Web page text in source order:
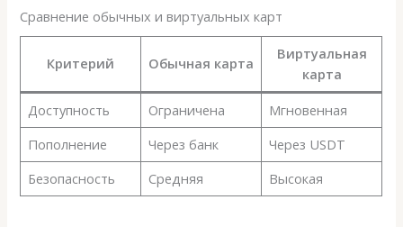
Сравнение обычных и виртуальных карт
Критерий Обычная карта
Виртуальная
карта
Доступность
Ограничена
Мгновенная
Пополнение
Через банк
Через USDT
Безопасность
Средняя Высокая